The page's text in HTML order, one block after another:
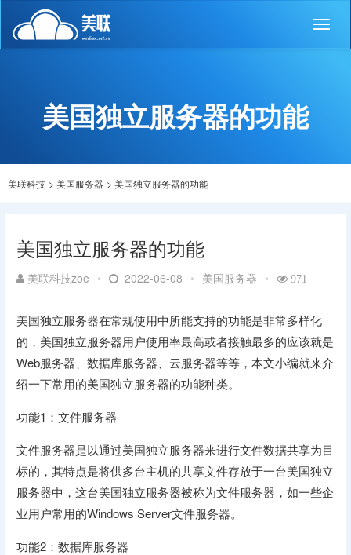
美国独立服务器的功能
美联科技 > 美国服务器 > 美国独立服务器的功能
美国独立服务器的功能
美联科技zoe • 2022-06-08 • 美国服务器 • 971
美国独立服务器在常规使用中所能支持的功能是非常多样化
的，美国独立服务器用户使用率最高或者接触最多的应该就是
Web服务器、数据库服务器、云服务器等等，本文小编就来介
绍一下常用的美国独立服务器的功能种类。
功能1：文件服务器
文件服务器是以通过美国独立服务器来进行文件数据共享为目
标的，其特点是将供多台主机的共享文件存放于一台美国独立
服务器中，这台美国独立服务器被称为文件服务器，如一些企
业用户常用的Windows Server文件服务器。
功能2：数据库服务器